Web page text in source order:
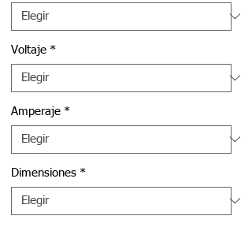
Voltaje *
Amperaje *
Dimensiones *